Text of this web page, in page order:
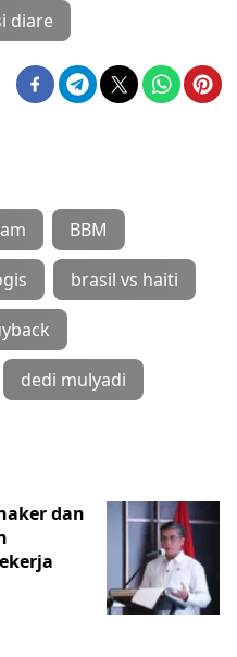
diare
BBM
brasil vs haiti
dedi mulyadi
dan